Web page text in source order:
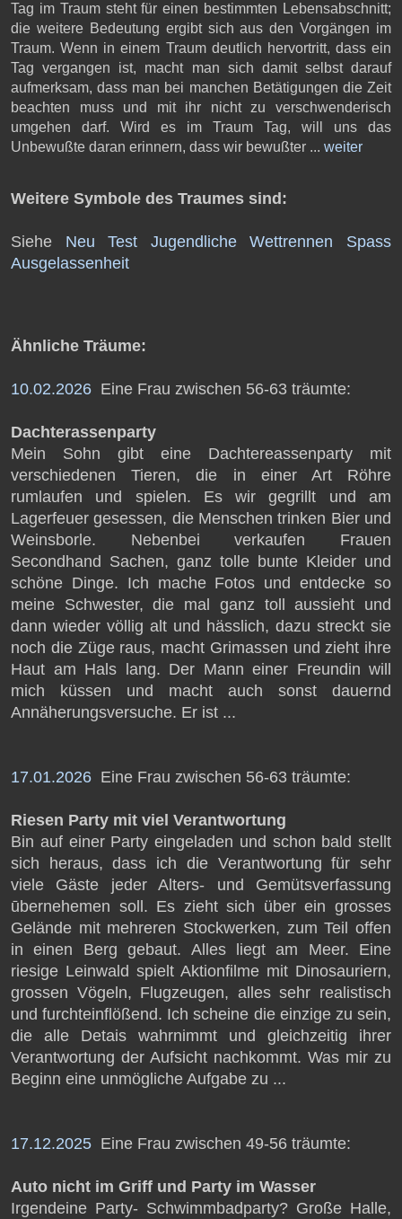
Tag im Traum steht für einen bestimmten Lebensabschnitt;
die weitere Bedeutung ergibt sich aus den Vorgängen im
Traum. Wenn in einem Traum deutlich hervortritt, dass ein
Tag vergangen ist, macht man sich damit selbst darauf
aufmerksam, dass man bei manchen Betätigungen die Zeit
beachten muss und mit ihr nicht zu verschwenderisch
umgehen darf. Wird es im Traum Tag, will uns das
Unbewußte daran erinnern, dass wir bewußter ... weiter
Weitere Symbole des Traumes sind:
Siehe Neu Test Jugendliche Wettrennen
Spass
Ausgelassenheit
Ähnliche Träume:
10.02.2026 Eine Frau zwischen 56-63 träumte:
Dachterassenparty
Mein Sohn gibt eine Dachtereassenparty mit
verschiedenen Tieren, die in einer Art Röhre
rumlaufen und spielen. Es wir gegrillt und am
Lagerfeuer gesessen, die Menschen trinken Bier und
Weinsborle. Nebenbei verkaufen Frauen
Secondhand Sachen, ganz tolle bunte Kleider und
schöne Dinge. Ich mache Fotos und entdecke so
meine Schwester, die mal ganz toll aussieht und
dann wieder völlig alt und hässlich, dazu streckt sie
noch die Züge raus, macht Grimassen und zieht ihre
Haut am Hals lang. Der Mann einer Freundin will
mich küssen und macht auch sonst dauernd
Annäherungsversuche. Er ist ...
17.01.2026 Eine Frau zwischen 56-63 träumte:
Riesen Party mit viel Verantwortung
Bin auf einer Party eingeladen und schon bald stellt
sich heraus, dass ich die Verantwortung für sehr
viele Gäste jeder Alters- und Gemütsverfassung
ūbernehemen soll. Es zieht sich über ein grosses
Gelände mit mehreren Stockwerken, zum Teil offen
in einen Berg gebaut. Alles liegt am Meer. Eine
riesige Leinwald spielt Aktionfilme mit Dinosauriern,
grossen Vögeln, Flugzeugen, alles sehr realistisch
und furchteinflößend. Ich scheine die einzige zu sein,
die alle Detais wahrnimmt und gleichzeitig ihrer
Verantwortung der Aufsicht nachkommt. Was mir zu
Beginn eine unmögliche Aufgabe zu ...
17.12.2025 Eine Frau zwischen 49-56 träumte:
Auto nicht im Griff und Party im Wasser
Irgendeine Party- Schwimmbadparty? Große Halle,